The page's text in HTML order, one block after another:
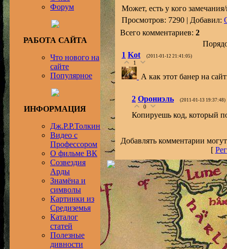
Форум
РАБОТА САЙТА
Что нового на
сайте
Популярное
ИНФОРМАЦИЯ
Дж.Р.Р.Толкин
Видео с
Профессором
О фильме ВК
Созвездия
Арды
Знамёна и
символы
Картинки из
Средиземья
Каталог
статей
Полезные
дивности
Может, есть у кого
Просмотров: 7290 | Добавил:
Всего комментариев: 2
1 Kot (2011-01-12 21:41:05)
1
А как этот банер на
2 Орониэль (2011-01-13 19:37:48)
0
Копируешь код, который
Добавлять комментарии
[